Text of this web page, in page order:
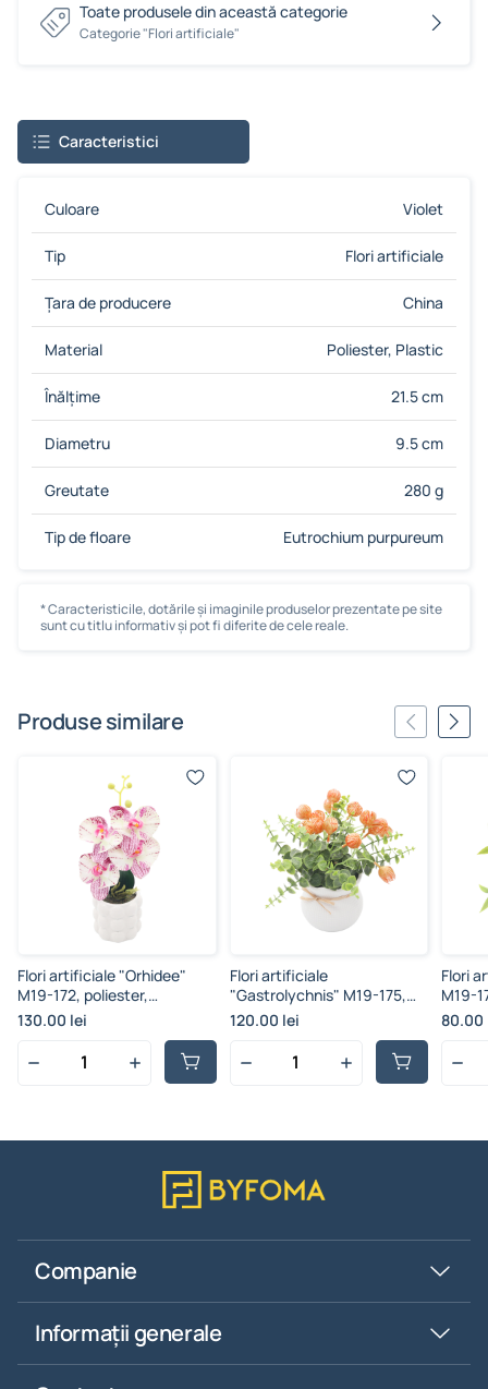
Toate produsele din această categorie
Сategorie "Flori artificiale"
Caracteristici
Culoare Violet
Tip Flori artificiale
Țara de producere China
Material Poliester, Plastic
Înălțime 21.5 cm
Diametru 9.5 cm
Greutate 280 g
Tip de floare Eutrochium purpureum
* Caracteristicile, dotările și imaginile produselor prezentate pe site
sunt cu titlu informativ și pot fi diferite de cele reale.
Produse similare
Flori artificiale "Orhidee"
M19-172, poliester,
multicolor, 4 ramuri,
35.5x9.5 cm
130.00 lei
Flori artificiale
"Gastrolychnis" M19-175,
poliester, multicolor, 15
ramuri, 20.5x10 cm
120.00 lei
Flori
M19-
80.00
Companie
Informații generale